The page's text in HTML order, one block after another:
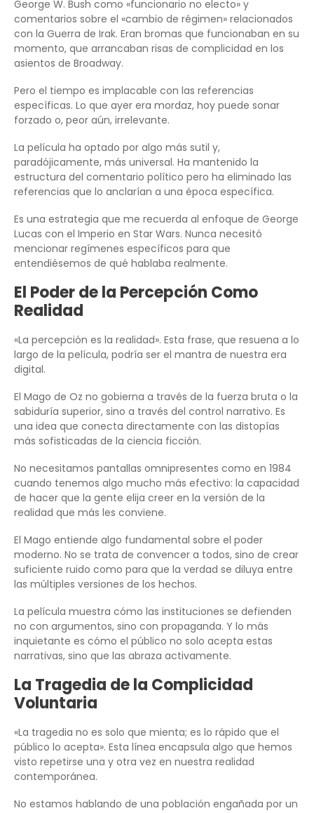
George W. Bush como «funcionario no electo» y
comentarios sobre el «cambio de régimen» relacionados
con la Guerra de Irak. Eran bromas que funcionaban en su
momento, que arrancaban risas de complicidad en los
asientos de Broadway.
Pero el tiempo es implacable con las referencias
específicas. Lo que ayer era mordaz, hoy puede sonar
forzado o, peor aún, irrelevante.
La película ha optado por algo más sutil y,
paradójicamente, más universal. Ha mantenido la
estructura del comentario político pero ha eliminado las
referencias que lo anclarían a una época específica.
Es una estrategia que me recuerda al enfoque de George
Lucas con el Imperio en Star Wars. Nunca necesitó
mencionar regímenes específicos para que
entendiésemos de qué hablaba realmente.
El Poder de la Percepción Como
Realidad
«La percepción es la realidad». Esta frase, que resuena a lo
largo de la película, podría ser el mantra de nuestra era
digital.
El Mago de Oz no gobierna a través de la fuerza bruta o la
sabiduría superior, sino a través del control narrativo. Es
una idea que conecta directamente con las distopías
más sofisticadas de la ciencia ficción.
No necesitamos pantallas omnipresentes como en 1984
cuando tenemos algo mucho más efectivo: la capacidad
de hacer que la gente elija creer en la versión de la
realidad que más les conviene.
El Mago entiende algo fundamental sobre el poder
moderno. No se trata de convencer a todos, sino de crear
suficiente ruido como para que la verdad se diluya entre
las múltiples versiones de los hechos.
La película muestra cómo las instituciones se defienden
no con argumentos, sino con propaganda. Y lo más
inquietante es cómo el público no solo acepta estas
narrativas, sino que las abraza activamente.
La Tragedia de la Complicidad
Voluntaria
«La tragedia no es solo que mienta; es lo rápido que el
público lo acepta». Esta línea encapsula algo que hemos
visto repetirse una y otra vez en nuestra realidad
contemporánea.
No estamos hablando de una población engañada por un